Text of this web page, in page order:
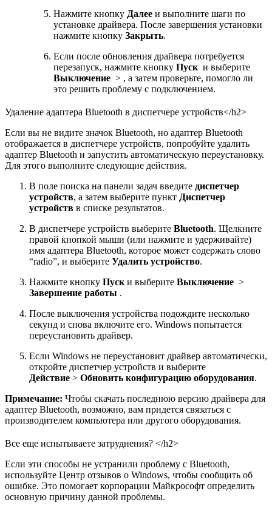
Нажмите кнопку Далее и выполните шаги по
установке драйвера. После завершения установки
нажмите кнопку Закрыть.
Если после обновления драйвера потребуется
перезапуск, нажмите кнопку Пуск и выберите
Выключение > , а затем проверьте, помогло ли
это решить проблему с подключением.
Удаление адаптера Bluetooth в диспетчере устройств</h2>
Если вы не видите значок Bluetooth, но адаптер Bluetooth
отображается в диспетчере устройств, попробуйте удалить
адаптер Bluetooth и запустить автоматическую переустановку.
Для этого выполните следующие действия.
В поле поиска на панели задач введите диспетчер
устройств, а затем выберите пункт Диспетчер
устройств в списке результатов.
В диспетчере устройств выберите Bluetooth. Щелкните
правой кнопкой мыши (или нажмите и удерживайте)
имя адаптера Bluetooth, которое может содержать слово
“radio”, и выберите Удалить устройство.
Нажмите кнопку Пуск и выберите Выключение >
Завершение работы .
После выключения устройства подождите несколько
секунд и снова включите его. Windows попытается
переустановить драйвер.
Если Windows не переустановит драйвер автоматически,
откройте диспетчер устройств и выберите
Действие > Обновить конфигурацию оборудования.
Примечание: Чтобы скачать последнюю версию драйвера для
адаптер Bluetooth, возможно, вам придется связаться с
производителем компьютера или другого оборудования.
Все еще испытываете затруднения? </h2>
Если эти способы не устранили проблему с Bluetooth,
используйте Центр отзывов о Windows, чтобы сообщить об
ошибке. Это помогает корпорации Майкрософт определить
основную причину данной проблемы.